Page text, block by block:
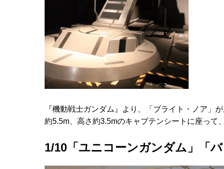
『機動戦士ガンダム』より、「ブライト・ノア」
約5.5m、高さ約3.5mのキャプテンシートに座って
1/10「ユニコーンガンダム」「